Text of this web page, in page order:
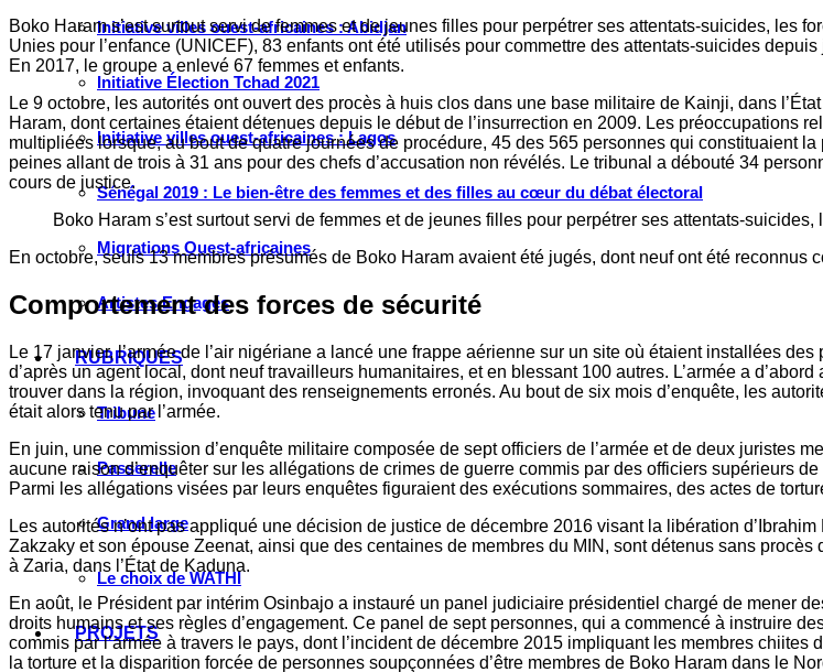
Initiative villes ouest-africaines : Abidjan
Initiative Élection Tchad 2021
Initiative villes ouest-africaines : Lagos
Sénégal 2019 : Le bien-être des femmes et des filles au cœur du débat électoral
Migrations Ouest-africaines
Artistes Engagés
RUBRIQUES
Tribune
Passerelle
Grand large
Le choix de WATHI
PROJETS
Boko Haram s’est surtout servi de femmes et de jeunes filles pour perpétrer ses attentats-suicides, les
Unies pour l’enfance (UNICEF), 83 enfants ont été utilisés pour commettre des attentats-suicides
En 2017, le groupe a enlevé 67 femmes et enfants.
Le 9 octobre, les autorités ont ouvert des procès à huis clos dans une base militaire de Kainji, dans
Haram, dont certaines étaient détenues depuis le début de l’insurrection en 2009. Les préoccupations
multipliées lorsque, au bout de quatre journées de procédure, 45 des 565 personnes qui constituaient
peines allant de trois à 31 ans pour des chefs d’accusation non révélés. Le tribunal a débouté 34
cours de justice.
Boko Haram s’est surtout servi de femmes et de jeunes filles pour perpétrer ses attentats-
En octobre, seuls 13 membres présumés de Boko Haram avaient été jugés, dont neuf ont été
Comportement des forces de sécurité
Le 17 janvier, l’armée de l’air nigériane a lancé une frappe aérienne sur un site où étaient installées
d’après un agent local, dont neuf travailleurs humanitaires, et en blessant 100 autres. L’armée a
trouver dans la région, invoquant des renseignements erronés. Au bout de six mois d’enquête, les
était alors tenu par l’armée.
En juin, une commission d’enquête militaire composée de sept officiers de l’armée et de deux juristes
aucune raison d’enquêter sur les allégations de crimes de guerre commis par des officiers supérieurs
Parmi les allégations visées par leurs enquêtes figuraient des exécutions sommaires, des actes de
Les autorités n’ont pas appliqué une décision de justice de décembre 2016 visant la libération
Zakzaky et son épouse Zeenat, ainsi que des centaines de membres du MIN, sont détenus sans
à Zaria, dans l’État de Kaduna.
En août, le Président par intérim Osinbajo a instauré un panel judiciaire présidentiel chargé de mener
droits humains et ses règles d’engagement. Ce panel de sept personnes, qui a commencé à instruire
commis par l’armée à travers le pays, dont l’incident de décembre 2015 impliquant les membres
la torture et la disparition forcée de personnes soupçonnées d’être membres de Boko Haram dans le